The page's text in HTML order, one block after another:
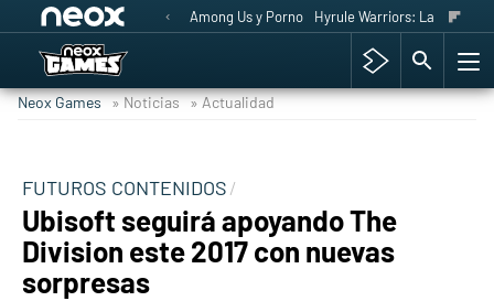
Among Us y Porno Hyrule Warriors: La Era del
Neox Games » Noticias » Actualidad
FUTUROS CONTENIDOS
Ubisoft seguirá apoyando The
Division este 2017 con nuevas
sorpresas